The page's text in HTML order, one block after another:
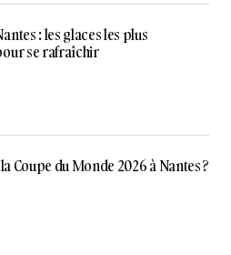
: les glaces les plus
se rafraîchir
Coupe du Monde 2026 à Nantes ?